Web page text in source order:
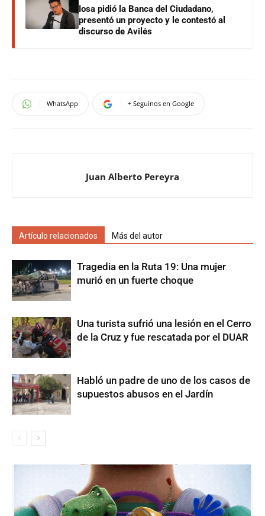
Iosa pidió la Banca del Ciudadano,
presentó un proyecto y le contestó al
discurso de Avilés
WhatsApp + Seguinos en Google
Juan Alberto Pereyra
Artículo relacionados Más del autor
Tragedia en la Ruta 19: Una mujer
murió en un fuerte choque
Una turista sufrió una lesión en el Cerro
de la Cruz y fue rescatada por el DUAR
Habló un padre de uno de los casos de
supuestos abusos en el Jardín